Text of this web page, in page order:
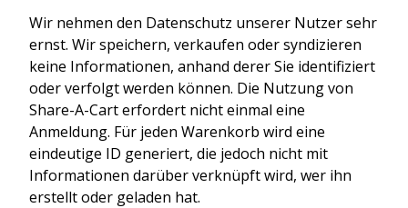
Wir nehmen den Datenschutz unserer Nutzer sehr
ernst. Wir speichern, verkaufen oder syndizieren
keine Informationen, anhand derer Sie identifiziert
oder verfolgt werden können. Die Nutzung von
Share-A-Cart erfordert nicht einmal eine
Anmeldung. Für jeden Warenkorb wird eine
eindeutige ID generiert, die jedoch nicht mit
Informationen darüber verknüpft wird, wer ihn
erstellt oder geladen hat.